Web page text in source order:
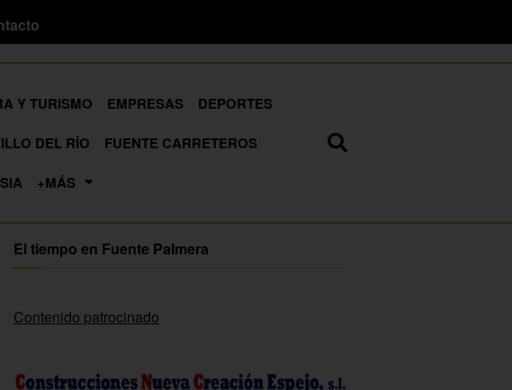
Y TURISMO EMPRESAS
DEPORTES
DEL RÍO
FUENTE CARRETEROS
+MÁS
El tiempo en Fuente Palmera
Contenido patrocinado